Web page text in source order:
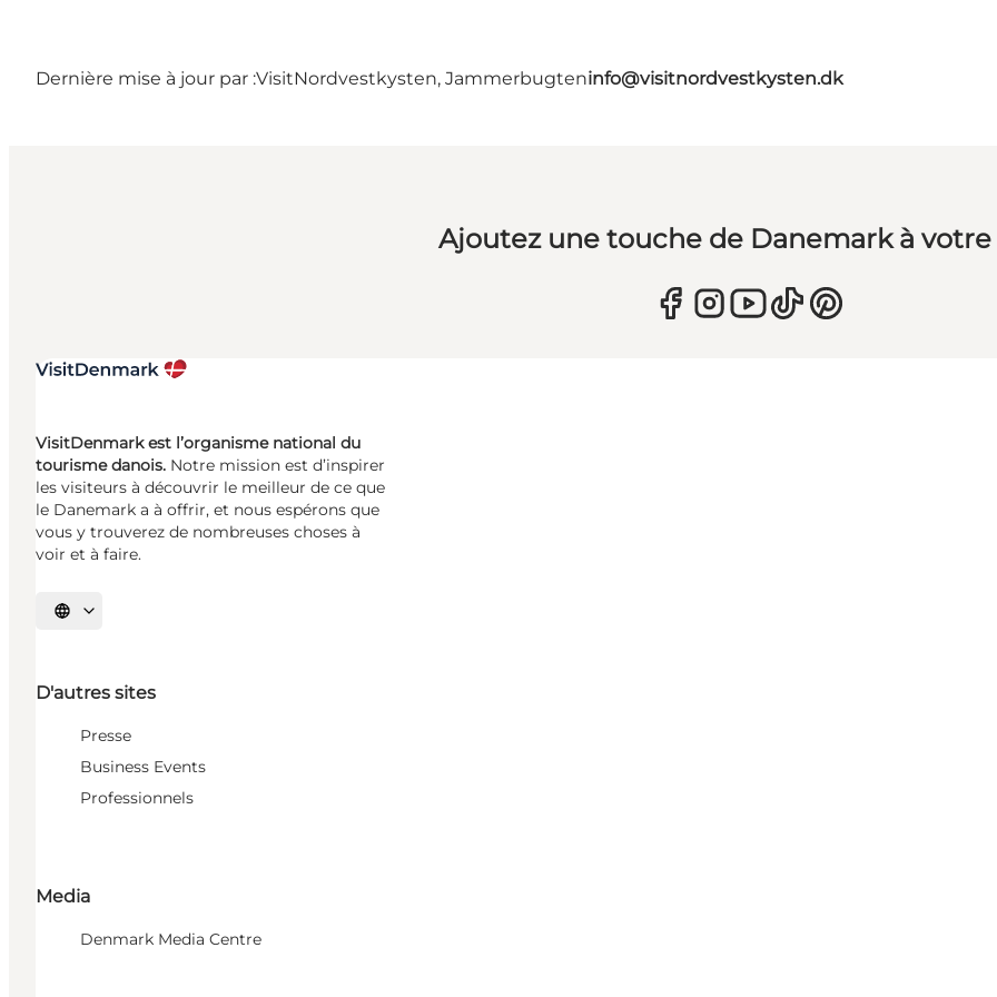
Dernière mise à jour par :VisitNordvestkysten, Jammerbugteninfo@visitnordvestkysten.dk
Ajoutez une touche de Danemark à
VisitDenmark est l’organisme national du
tourisme danois. Notre mission est d’inspirer
les visiteurs à découvrir le meilleur de ce que
le Danemark a à offrir, et nous espérons que
vous y trouverez de nombreuses choses à
voir et à faire.
Choisissez la langue
D'autres sites
Presse
Business Events
Professionnels
Media
Denmark Media Centre